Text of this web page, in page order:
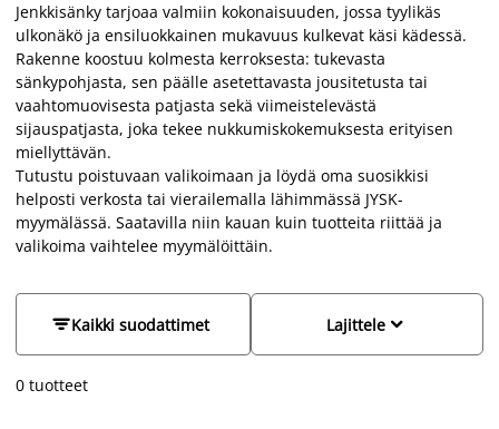
Jenkkisänky tarjoaa valmiin kokonaisuuden, jossa tyylikäs
ulkonäkö ja ensiluokkainen mukavuus kulkevat käsi kädessä.
Rakenne koostuu kolmesta kerroksesta: tukevasta
sänkypohjasta, sen päälle asetettavasta jousitetusta tai
vaahtomuovisesta patjasta sekä viimeistelevästä
sijauspatjasta, joka tekee nukkumiskokemuksesta erityisen
miellyttävän.
Tutustu poistuvaan valikoimaan ja löydä oma suosikkisi
helposti verkosta tai vierailemalla lähimmässä JYSK-
myymälässä. Saatavilla niin kauan kuin tuotteita riittää ja
valikoima vaihtelee myymälöittäin.
Kaikki suodattimet 
Lajittele
0 tuotteet